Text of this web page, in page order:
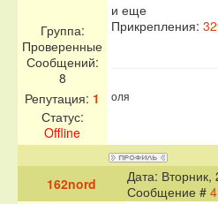
Группа:
Проверенные
Сообщений:
8
Репутация: 1
Статус:
Offline
и еще
Прикрепления:
оля
162nord
Дата:
Сообщение # 4